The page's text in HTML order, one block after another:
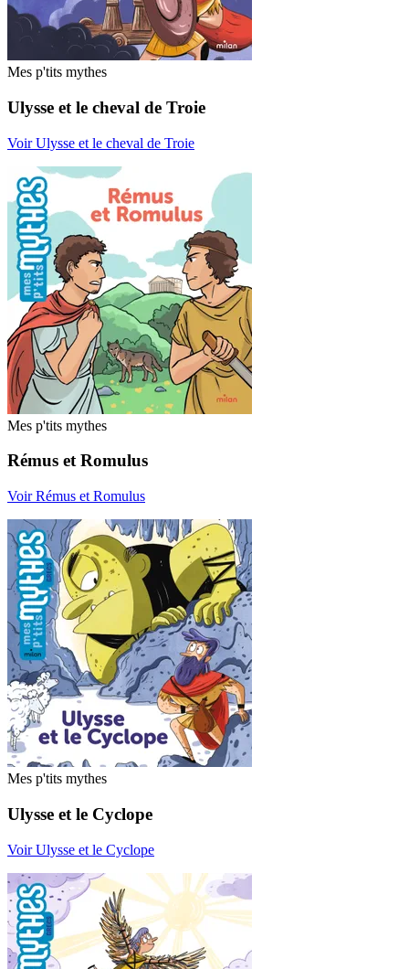
Mes p'tits mythes
Ulysse et le cheval de Troie
Voir Ulysse et le cheval de Troie
Mes p'tits mythes
Rémus et Romulus
Voir Rémus et Romulus
Mes p'tits mythes
Ulysse et le Cyclope
Voir Ulysse et le Cyclope